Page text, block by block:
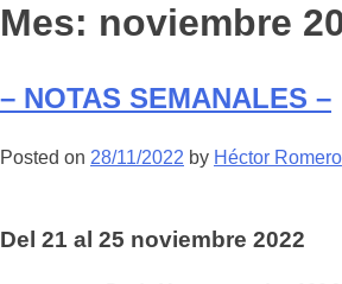
Mes: noviembre
– NOTAS SEMANALES –
Posted on 28/11/2022 by Héctor Romero
Del 21 al 25 noviembre 2022